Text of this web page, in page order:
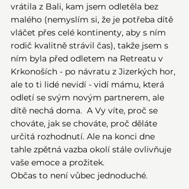
vrátila z Bali, kam jsem odletěla bez
malého (nemyslím si, že je potřeba dítě
vláčet přes celé kontinenty, aby s ním
rodič kvalitně strávil čas), takže jsem s
ním byla před odletem na Retreatu v
Krkonoších - po návratu z Jizerkých hor,
ale to ti lidé nevidí - vidí mámu, která
odletí se svým novým partnerem, ale
dítě nechá doma.  A Vy víte, proč se
chováte, jak se chováte, proč děláte
určitá rozhodnutí. Ale na konci dne
tahle zpětná vazba okolí stále ovlivňuje
vaše emoce a prožitek.
Občas to není vůbec jednoduché.